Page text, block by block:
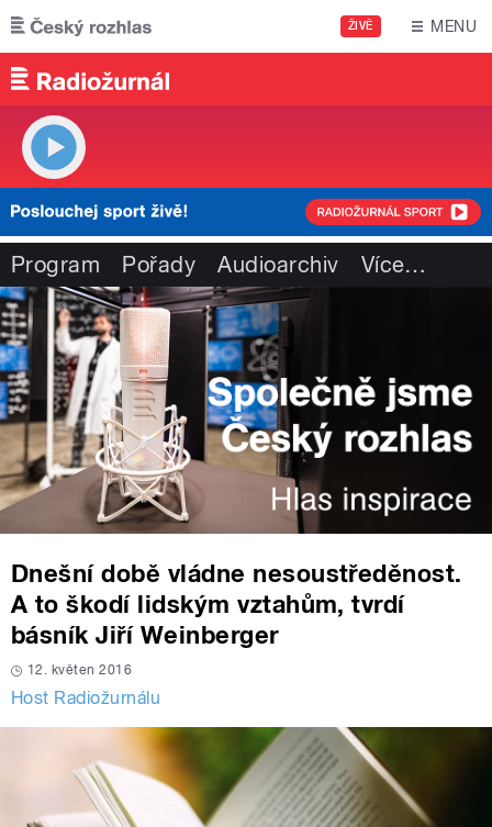
Přejít k hlavnímu obsahu
ŽIVĚ MENU
Program Pořady Audioarchiv Více…
Dnešní době vládne nesoustředěnost.
A to škodí lidským vztahům, tvrdí
básník Jiří Weinberger
12. květen 2016
Host Radiožurnálu